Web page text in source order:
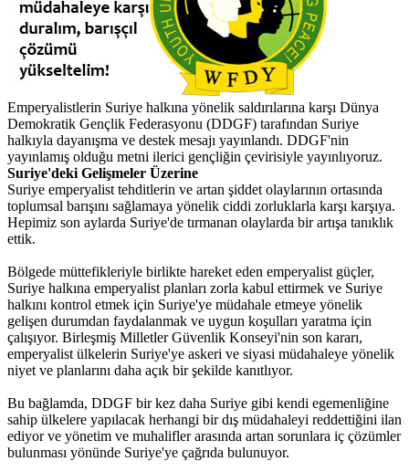
Emperyalistlerin Suriye halkına yönelik saldırılarına karşı Dünya
Demokratik Gençlik Federasyonu (DDGF) tarafından Suriye
halkıyla dayanışma ve destek mesajı yayınlandı. DDGF'nin
yayınlamış olduğu metni ilerici gençliğin çevirisiyle yayınlıyoruz.
Suriye'deki Gelişmeler Üzerine
Suriye emperyalist tehditlerin ve artan şiddet olaylarının ortasında
toplumsal barışını sağlamaya yönelik ciddi zorluklarla karşı karşıya.
Hepimiz son aylarda Suriye'de tırmanan olaylarda bir artışa tanıklık
ettik.
Bölgede müttefikleriyle birlikte hareket eden emperyalist güçler,
Suriye halkına emperyalist planları zorla kabul ettirmek ve Suriye
halkını kontrol etmek için Suriye'ye müdahale etmeye yönelik
gelişen durumdan faydalanmak ve uygun koşulları yaratma için
çalışıyor. Birleşmiş Milletler Güvenlik Konseyi'nin son kararı,
emperyalist ülkelerin Suriye'ye askeri ve siyasi müdahaleye yönelik
niyet ve planlarını daha açık bir şekilde kanıtlıyor.
Bu bağlamda, DDGF bir kez daha Suriye gibi kendi egemenliğine
sahip ülkelere yapılacak herhangi bir dış müdahaleyi reddettiğini ilan
ediyor ve yönetim ve muhalifler arasında artan sorunlara iç çözümler
bulunması yönünde Suriye'ye çağrıda bulunuyor.